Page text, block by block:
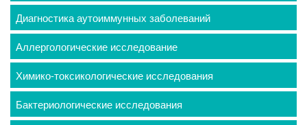
Диагностика аутоиммунных заболеваний
Аллергологические исследование
Химико-токсикологические исследования
Бактериологические исследования